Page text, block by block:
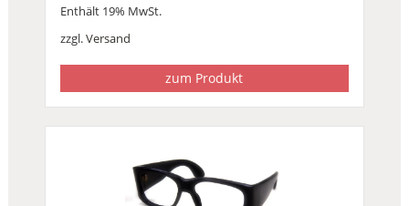
Enthält 19% MwSt.
zzgl.Versand
zum Produkt